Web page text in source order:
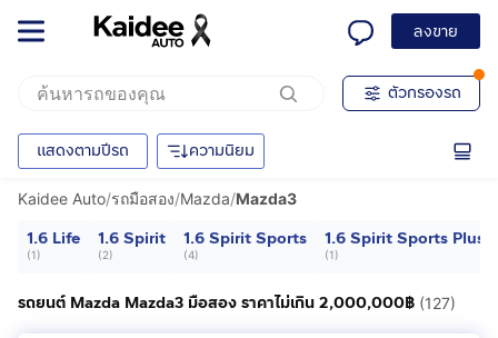
ลงขาย
ตัวกรองรถ
แสดงตามปีรถ ความนิยม
Kaidee Auto/รถมือสอง/Mazda/Mazda3
1.6 Life
(1)
1.6 Spirit
(2)
1.6 Spirit Sports
(4)
1.6 Spirit Sports Plus
(1)
รถยนต์ Mazda Mazda3 มือสอง ราคาไม่เกิน 2,000,000฿ (127)